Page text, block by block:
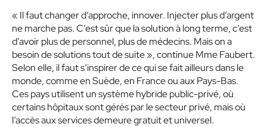
« Il faut changer d’approche, innover. Injecter plus d’argent
ne marche pas. C’est sûr que la solution à long terme, c’est
d’avoir plus de personnel, plus de médecins. Mais on a
besoin de solutions tout de suite », continue Mme Faubert.
Selon elle, il faut s’inspirer de ce qui se fait ailleurs dans le
monde, comme en Suède, en France ou aux Pays-Bas.
Ces pays utilisent un système hybride public-privé, où
certains hôpitaux sont gérés par le secteur privé, mais où
l’accès aux services demeure gratuit et universel.